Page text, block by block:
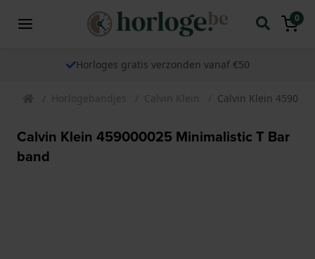
0
Horloges gratis verzonden vanaf €50
Horlogebandjes Calvin Klein Calvin Klein
Calvin Klein 459000025 Minimalistic T Bar
band